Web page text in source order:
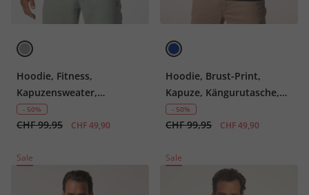
Hoodie, Fitness,
Kapuzensweater,
Basketball-Print
- 50%
CHF 99,95 CHF 49,90
Hoodie, Brust-Print,
Kapuze, Kängurutasche,
bis 8 XL
- 50%
CHF 99,95 CHF 49,90
Sale Sale